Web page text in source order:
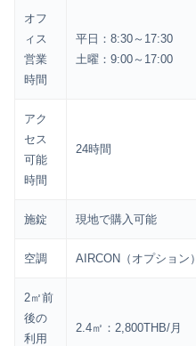
オフ
ィス
営業
時間
平日：8:30～17:30
土曜：9:00～17:00
アク
セス
可能
時間
24時間
施錠 現地で購入可能
空調 AIRCON（オプション）
2㎡前
後の
利用
2.4㎡：2,800THB/月